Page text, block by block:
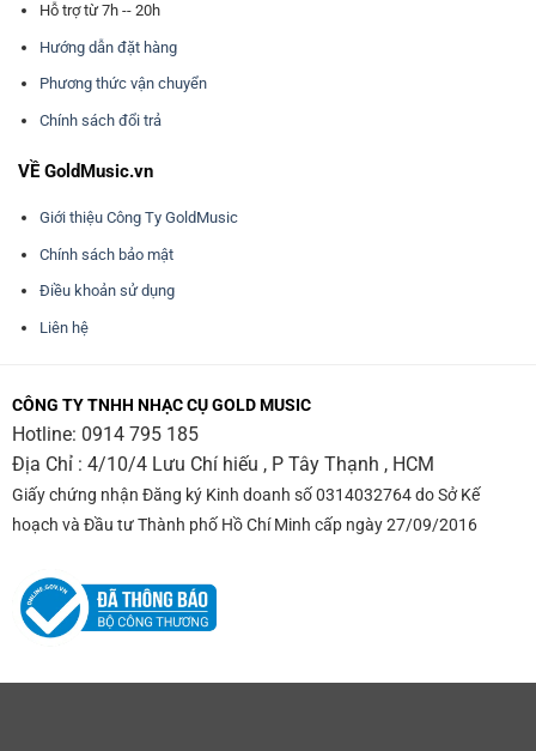
Hỗ trợ từ 7h -- 20h
Hướng dẫn đặt hàng
Phương thức vận chuyển
Chính sách đổi trả
VỀ GoldMusic.vn
Giới thiệu Công Ty GoldMusic
Chính sách bảo mật
Điều khoản sử dụng
Liên hệ
CÔNG TY TNHH NHẠC CỤ GOLD MUSIC
Hotline: 0914 795 185
Địa Chỉ : 4/10/4 Lưu Chí hiếu , P Tây Thạnh , HCM
Giấy chứng nhận Đăng ký Kinh doanh số 0314032764 do Sở Kế
hoạch và Đầu tư Thành phố Hồ Chí Minh cấp ngày 27/09/2016